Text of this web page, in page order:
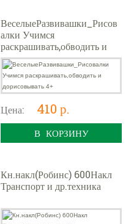
ВеселыеРазвивашки_Рисов
алки Учимся
раскрашивать,обводить и
дорисовывать 4+
Цена: 410 р.
В КОРЗИНУ
Кн.накл(Робинс) 600Накл
Транспорт и др.техника